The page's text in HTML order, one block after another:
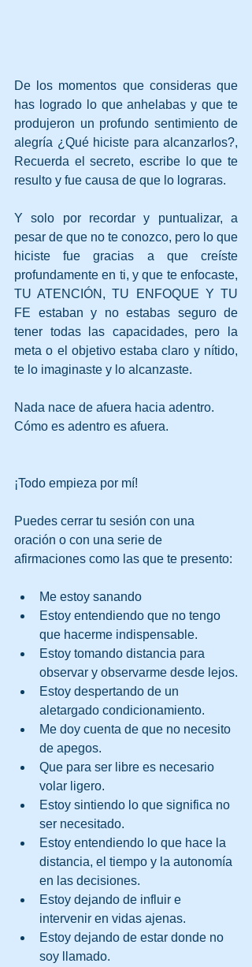
De los momentos que consideras que
has logrado lo que anhelabas y que te
produjeron un profundo sentimiento de
alegría ¿Qué hiciste para alcanzarlos?,
Recuerda el secreto, escribe lo que te
resulto y fue causa de que lo lograras.
Y solo por recordar y puntualizar, a
pesar de que no te conozco, pero lo que
hiciste fue gracias a que creíste
profundamente en ti, y que te enfocaste,
TU ATENCIÓN, TU ENFOQUE Y TU
FE estaban y no estabas seguro de
tener todas las capacidades, pero la
meta o el objetivo estaba claro y nítido,
te lo imaginaste y lo alcanzaste.
Nada nace de afuera hacia adentro.
Cómo es adentro es afuera.
¡Todo empieza por mí!
Puedes cerrar tu sesión con una
oración o con una serie de
afirmaciones como las que te presento:
Me estoy sanando
Estoy entendiendo que no tengo
que hacerme indispensable.
Estoy tomando distancia para
observar y observarme desde lejos.
Estoy despertando de un
aletargado condicionamiento.
Me doy cuenta de que no necesito
de apegos.
Que para ser libre es necesario
volar ligero.
Estoy sintiendo lo que significa no
ser necesitado.
Estoy entendiendo lo que hace la
distancia, el tiempo y la autonomía
en las decisiones.
Estoy dejando de influir e
intervenir en vidas ajenas.
Estoy dejando de estar donde no
soy llamado.